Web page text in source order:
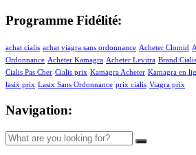
Programme Fidélité:
achat cialis achat viagra sans ordonnance Acheter Clomid
Ordonnance Acheter Kamagra Acheter Levitra Brand Cialis
Cialis Pas Cher Cialis prix Kamagra Acheter Kamagra en
lasix prix Lasix Sans Ordonnance prix cialis Viagra prix
Navigation: